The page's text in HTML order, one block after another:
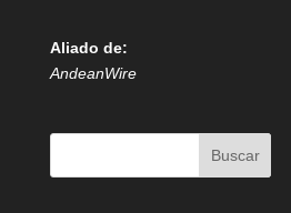
Aliado de:
AndeanWire